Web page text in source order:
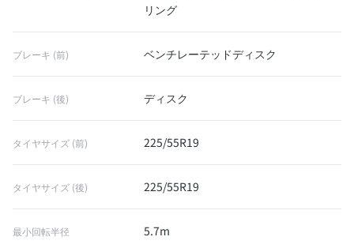
リング
ブレーキ (前) ベンチレーテッドディスク
ブレーキ (後) ディスク
タイヤサイズ (前) 225/55R19
タイヤサイズ (後) 225/55R19
最小回転半径 5.7m